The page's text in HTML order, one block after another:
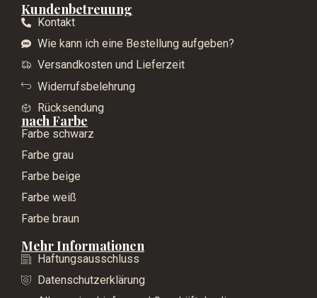
Kundenbetreuung
Kontakt
Wie kann ich eine Bestellung aufgeben?
Versandkosten und Lieferzeit
Widerrufsbelehrung
Rücksendung
nach Farbe
Farbe schwarz
Farbe grau
Farbe beige
Farbe weiß
Farbe braun
Mehr Informationen
Haftungsausschluss
Datenschutzerklärung